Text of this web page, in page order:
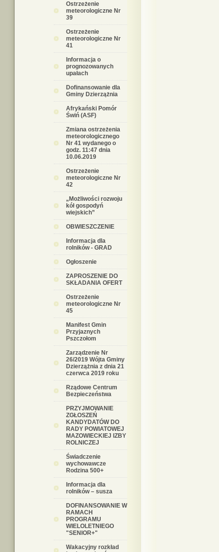
Ostrzeżenie
meteorologiczne Nr
39
Ostrzeżenie
meteorologiczne Nr
41
Informacja o
prognozowanych
upałach
Dofinansowanie dla
Gminy Dzierzążnia
Afrykański Pomór
Świń (ASF)
Zmiana ostrzeżenia
meteorologicznego
Nr 41 wydanego o
godz. 11:47 dnia
10.06.2019
Ostrzeżenie
meteorologiczne Nr
42
„Możliwości rozwoju
kół gospodyń
wiejskich”
OBWIESZCZENIE
Informacja dla
rolników - GRAD
Ogłoszenie
ZAPROSZENIE DO
SKŁADANIA OFERT
Ostrzeżenie
meteorologiczne Nr
45
Manifest Gmin
Przyjaznych
Pszczołom
Zarządzenie Nr
26/2019 Wójta Gminy
Dzierzążnia z dnia 21
czerwca 2019 roku
Rządowe Centrum
Bezpieczeństwa
PRZYJMOWANIE
ZGŁOSZEŃ
KANDYDATÓW DO
RADY POWIATOWEJ
MAZOWIECKIEJ IZBY
ROLNICZEJ
Świadczenie
wychowawcze
Rodzina 500+
Informacja dla
rolników – susza
DOFINANSOWANIE W
RAMACH
PROGRAMU
WIELOLETNIEGO
"SENIOR+"
Wakacyjny rozkład